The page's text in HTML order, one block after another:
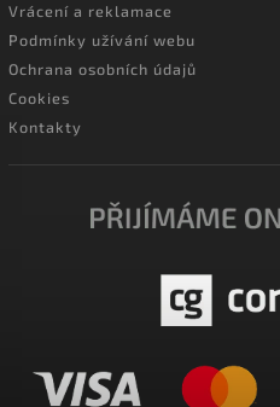
Vrácení a reklamace
Podmínky užívání webu
Ochrana osobních údajů
Cookies
Kontakty